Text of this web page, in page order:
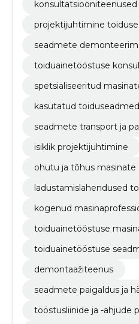
konsultatsiooniteenused
projektijuhtimine
seadmete
toiduainetööstuse
spetsialiseeritud
kasutatud toiduseadmed
seadmete transport ja
isiklik projektijuhtimine
ohutu ja tõhus masinate
ladustamislahendused
kogenud
toiduainetööstuse
toiduainetööstuse
demontaažiteenus
seadmete paigaldus ja
tööstusliinide ja -ahjude